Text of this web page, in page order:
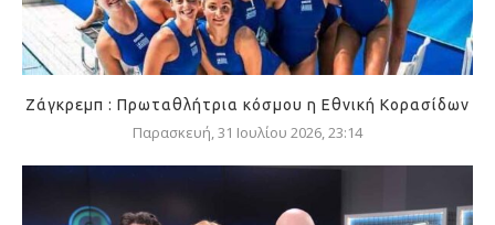
Ζάγκρεμπ : Πρωταθλήτρια κόσμου η Εθνική Κορασίδων
Παρασκευή, 31 Ιουλίου 2026, 23:14